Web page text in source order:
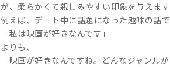
が、柔らかくて親しみやすい印象を与えま
例えば、デート中に話題になった趣味の話で
「私は映画が好きなんです」
よりも、
「映画が好きなんですね。どんなジャンル